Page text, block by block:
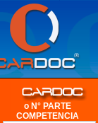
o N° PARTE
COMPETENCIA